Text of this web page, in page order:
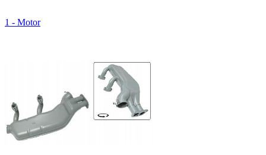
1 - Motor